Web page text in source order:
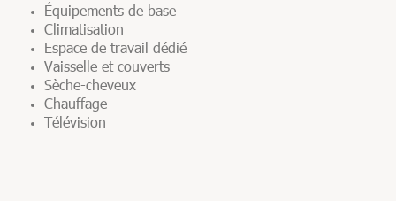
Équipements de base
Climatisation
Espace de travail dédié
Vaisselle et couverts
Sèche-cheveux
Chauffage
Télévision